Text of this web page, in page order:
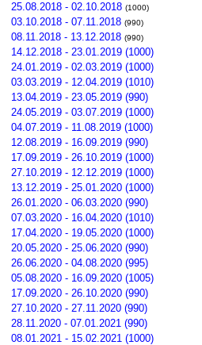
25.08.2018 - 02.10.2018 (1000)
03.10.2018 - 07.11.2018 (990)
08.11.2018 - 13.12.2018 (990)
14.12.2018 - 23.01.2019 (1000)
24.01.2019 - 02.03.2019 (1000)
03.03.2019 - 12.04.2019 (1010)
13.04.2019 - 23.05.2019 (990)
24.05.2019 - 03.07.2019 (1000)
04.07.2019 - 11.08.2019 (1000)
12.08.2019 - 16.09.2019 (990)
17.09.2019 - 26.10.2019 (1000)
27.10.2019 - 12.12.2019 (1000)
13.12.2019 - 25.01.2020 (1000)
26.01.2020 - 06.03.2020 (990)
07.03.2020 - 16.04.2020 (1010)
17.04.2020 - 19.05.2020 (1000)
20.05.2020 - 25.06.2020 (990)
26.06.2020 - 04.08.2020 (995)
05.08.2020 - 16.09.2020 (1005)
17.09.2020 - 26.10.2020 (990)
27.10.2020 - 27.11.2020 (990)
28.11.2020 - 07.01.2021 (990)
08.01.2021 - 15.02.2021 (1000)